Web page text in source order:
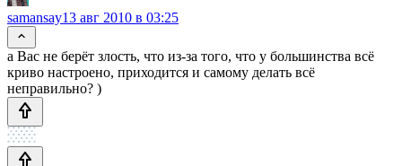
samansay13 авг 2010 в 03:25
а Вас не берёт злость, что из-за того, что у большинства всё
криво настроено, приходится и самому делать всё
неправильно? )